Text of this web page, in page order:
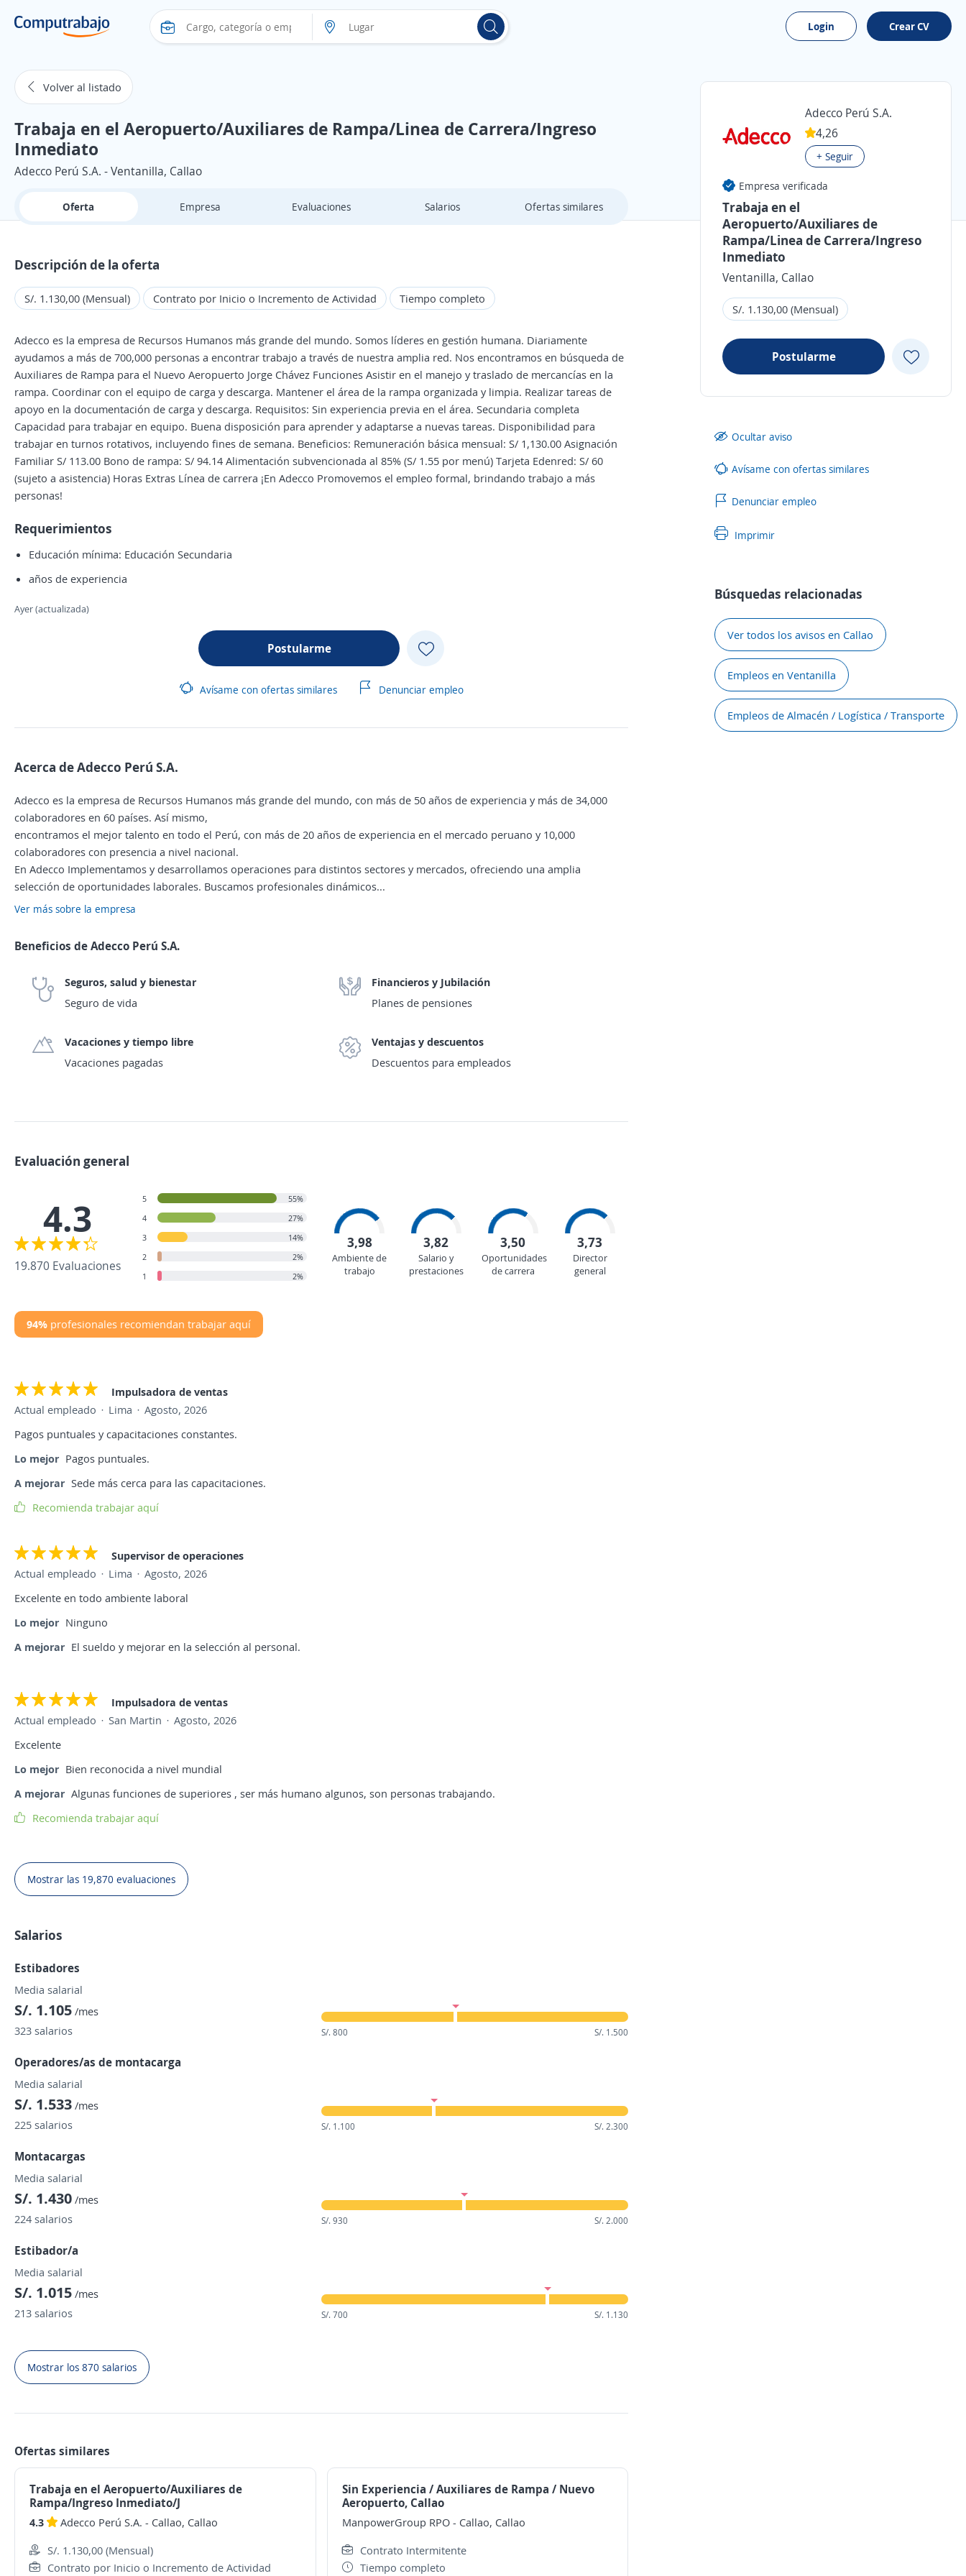
Login Crear CV
Volver al listado
Trabaja en el Aeropuerto/Auxiliares de Rampa/Linea de Carrera/Ingreso
Inmediato
Adecco Perú S.A. - Ventanilla, Callao
Oferta Empresa Evaluaciones Salarios Ofertas similares
Descripción de la oferta
S/. 1.130,00 (Mensual) Contrato por Inicio o Incremento de Actividad Tiempo completo
Adecco es la empresa de Recursos Humanos más grande del mundo. Somos líderes en gestión humana. Diariamente
ayudamos a más de 700,000 personas a encontrar trabajo a través de nuestra amplia red. Nos encontramos en búsqueda de
Auxiliares de Rampa para el Nuevo Aeropuerto Jorge Chávez Funciones Asistir en el manejo y traslado de mercancías en la
rampa. Coordinar con el equipo de carga y descarga. Mantener el área de la rampa organizada y limpia. Realizar tareas de
apoyo en la documentación de carga y descarga. Requisitos: Sin experiencia previa en el área. Secundaria completa
Capacidad para trabajar en equipo. Buena disposición para aprender y adaptarse a nuevas tareas. Disponibilidad para
trabajar en turnos rotativos, incluyendo fines de semana. Beneficios: Remuneración básica mensual: S/ 1,130.00 Asignación
Familiar S/ 113.00 Bono de rampa: S/ 94.14 Alimentación subvencionada al 85% (S/ 1.55 por menú) Tarjeta Edenred: S/ 60
(sujeto a asistencia) Horas Extras Línea de carrera ¡En Adecco Promovemos el empleo formal, brindando trabajo a más
personas!
Requerimientos
Educación mínima: Educación Secundaria
años de experiencia
Ayer (actualizada)
Postularme
Avísame con ofertas similares Denunciar empleo
Acerca de Adecco Perú S.A.
Adecco es la empresa de Recursos Humanos más grande del mundo, con más de 50 años de experiencia y más de 34,000
colaboradores en 60 países. Así mismo,
encontramos el mejor talento en todo el Perú, con más de 20 años de experiencia en el mercado peruano y 10,000
colaboradores con presencia a nivel nacional.
En Adecco Implementamos y desarrollamos operaciones para distintos sectores y mercados, ofreciendo una amplia
selección de oportunidades laborales. Buscamos profesionales dinámicos...
Ver más sobre la empresa
Beneficios de Adecco Perú S.A.
Seguros, salud y bienestar
Seguro de vida
Financieros y Jubilación
Planes de pensiones
Vacaciones y tiempo libre
Vacaciones pagadas
Ventajas y descuentos
Descuentos para empleados
Evaluación general
4.3
19.870 Evaluaciones
5
55%
4
27%
3
14%
2
2%
1
2%
3,98
Ambiente de
trabajo
3,82
Salario y
prestaciones
3,50
Oportunidades
de carrera
3,73
Director
general
94% profesionales recomiendan trabajar aquí
Impulsadora de ventas
Actual empleado
Lima
Agosto, 2026
Pagos puntuales y capacitaciones constantes.
Lo mejor Pagos puntuales.
A mejorar Sede más cerca para las capacitaciones.
Recomienda trabajar aquí
Supervisor de operaciones
Actual empleado
Lima
Agosto, 2026
Excelente en todo ambiente laboral
Lo mejor Ninguno
A mejorar El sueldo y mejorar en la selección al personal.
Impulsadora de ventas
Actual empleado
San Martin
Agosto, 2026
Excelente
Lo mejor Bien reconocida a nivel mundial
A mejorar Algunas funciones de superiores , ser más humano algunos, son personas trabajando.
Recomienda trabajar aquí
Mostrar las 19,870 evaluaciones
Salarios
Estibadores
Media salarial
S/. 1.105 /mes
323 salarios
S/. 800 S/. 1.500
Operadores/as de montacarga
Media salarial
S/. 1.533 /mes
225 salarios
S/. 1.100 S/. 2.300
Montacargas
Media salarial
S/. 1.430 /mes
224 salarios
S/. 930 S/. 2.000
Estibador/a
Media salarial
S/. 1.015 /mes
213 salarios
S/. 700 S/. 1.130
Mostrar los 870 salarios
Ofertas similares
Trabaja en el Aeropuerto/Auxiliares de
Rampa/Ingreso Inmediato/J
4.3 Adecco Perú S.A. - Callao, Callao
S/. 1.130,00 (Mensual)
Contrato por Inicio o Incremento de Actividad
Sin Experiencia / Auxiliares de Rampa / Nuevo
Aeropuerto, Callao
ManpowerGroup RPO - Callao, Callao
Contrato Intermitente
Tiempo completo
Adecco Perú S.A.
4,26
+ Seguir
Empresa verificada
Trabaja en el
Aeropuerto/Auxiliares de
Rampa/Linea de Carrera/Ingreso
Inmediato
Ventanilla, Callao
S/. 1.130,00 (Mensual)
Postularme
Ocultar aviso
Avísame con ofertas similares
Denunciar empleo
Imprimir
Búsquedas relacionadas
Ver todos los avisos en Callao
Empleos en Ventanilla
Empleos de Almacén / Logística / Transporte